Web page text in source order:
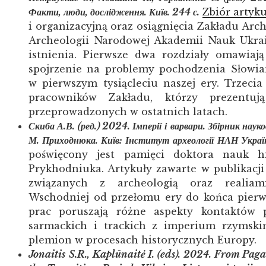
Факти, люди, дослідження. Київ. 244 с. Zbiór
i organizacyjną oraz osiągnięcia Zakładu
Archeologii Narodowej Akademii Nauk
istnienia. Pierwsze dwa rozdziały
spojrzenie na problemy pochodzenia
w pierwszym tysiącleciu naszej ery. Trzecia
pracowników Zakładu, którzy
przeprowadzonych w ostatnich latach.
Скиба А.В. (ред.) 2024. Імперії і варвари. Збірник
М. Приходнюка. Київ: Інститут археології НАН
poświęcony jest pamięci doktora nauk
Prykhodniuka. Artykuły zawarte w
związanych z archeologią oraz
Wschodniej od przełomu ery do końca
prac poruszają różne aspekty kontaktów
sarmackich i trackich z imperium
plemion w procesach historycznych Europy.
Jonaitis S.R., Kaplūnaitė I. (eds). 2024. From